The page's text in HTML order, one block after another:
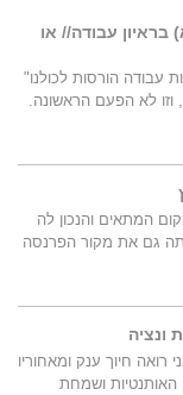
עבודה// או
עבודה הורסות לכולנו"
וזו לא הפעם הראשונה.
המתאים והנכון לה
גם את מקור הפרנסה
ונציה
חיוך ענק ומאחוריו
ושמחת